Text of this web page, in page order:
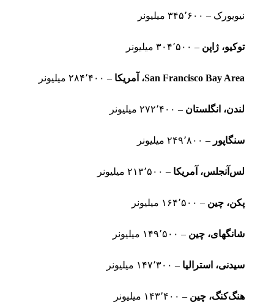
نیویورک – ۳۴۵٬۶۰۰ میلیونر
توکیو، ژاپن – ۳۰۴٬۵۰۰ میلیونر
San Francisco Bay Area، آمریکا – ۲۸۴٬۴۰۰ میلیونر
لندن، انگلستان – ۲۷۲٬۴۰۰ میلیونر
سنگاپور – ۲۴۹٬۸۰۰ میلیونر
لس‌آنجلس، آمریکا – ۲۱۳٬۵۰۰ میلیونر
پکن، چین – ۱۶۴٬۵۰۰ میلیونر
شانگهای، چین – ۱۴۹٬۵۰۰ میلیونر
سیدنی، استرالیا – ۱۴۷٬۳۰۰ میلیونر
هنگ‌کنگ، چین – ۱۴۳٬۴۰۰ میلیونر